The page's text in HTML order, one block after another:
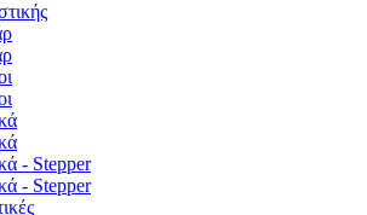
- Stepper
- Stepper